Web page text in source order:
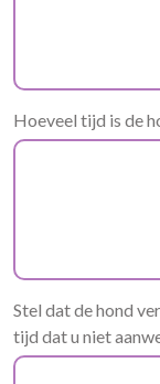
Hoeveel tijd is de
Stel dat de hond
tijd dat u niet